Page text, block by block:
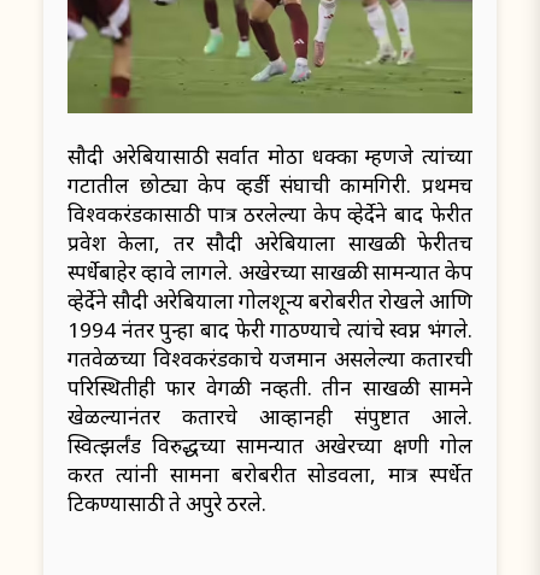
सौदी अरेबियासाठी सर्वात मोठा धक्का म्हणजे त्यांच्या
गटातील छोट्या केप व्हर्डी संघाची कामगिरी. प्रथमच
विश्वकरंडकासाठी पात्र ठरलेल्या केप व्हेर्देने बाद फेरीत
प्रवेश केला, तर सौदी अरेबियाला साखळी फेरीतच
स्पर्धेबाहेर व्हावे लागले. अखेरच्या साखळी सामन्यात केप
व्हेर्देने सौदी अरेबियाला गोलशून्य बरोबरीत रोखले आणि
1994 नंतर पुन्हा बाद फेरी गाठण्याचे त्यांचे स्वप्न भंगले.
गतवेळच्या विश्वकरंडकाचे यजमान असलेल्या कतारची
परिस्थितीही फार वेगळी नव्हती. तीन साखळी सामने
खेळल्यानंतर कतारचे आव्हानही संपुष्टात आले.
स्वित्झर्लंड विरुद्धच्या सामन्यात अखेरच्या क्षणी गोल
करत त्यांनी सामना बरोबरीत सोडवला, मात्र स्पर्धेत
टिकण्यासाठी ते अपुरे ठरले.